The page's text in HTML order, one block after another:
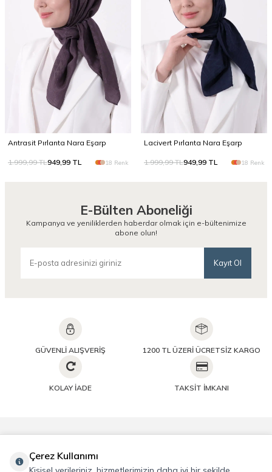
Antrasit Pırlanta Nara Eşarp
1.999,99TL949,99 TL 18 Renk
Lacivert Pırlanta Nara Eşarp
1.999,99TL949,99 TL 18 Renk
E-Bülten Aboneliği
Kampanya ve yeniliklerden haberdar olmak için e-bültenimize
abone olun!
Kayıt Ol
GÜVENLİ ALIŞVERİŞ 1200 TL ÜZERİ ÜCRETSİZ KARGO
KOLAY İADE TAKSİT İMKANI
Çerez Kullanımı